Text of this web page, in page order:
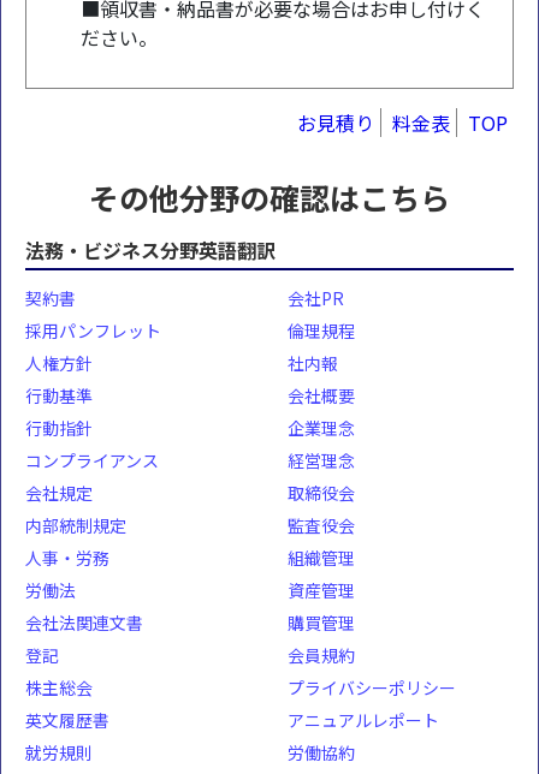
■領収書・納品書が必要な場合はお申し付けく
ださい。
お見積り 料金表 TOP
その他分野の確認はこちら
法務・ビジネス分野英語翻訳
契約書
採用パンフレット
人権方針
行動基準
行動指針
コンプライアンス
会社規定
内部統制規定
人事・労務
労働法
会社法関連文書
登記
株主総会
英文履歴書
会社PR
倫理規程
社内報
会社概要
企業理念
経営理念
取締役会
監査役会
組織管理
資産管理
購買管理
会員規約
プライバシーポリシー
アニュアルレポート
就労規則
労働協約